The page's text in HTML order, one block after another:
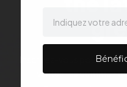
Inscrivez-vous pour
ventes, les